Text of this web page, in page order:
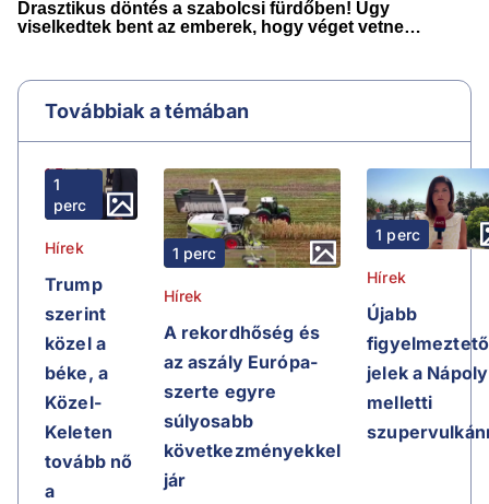
Továbbiak a témában
1
perc
Hírek
Trump
szerint
közel a
béke, a
Közel-
Keleten
tovább nő
a
1 perc
Hírek
A rekordhőség és
az aszály Európa-
szerte egyre
súlyosabb
következményekkel
jár
1 perc
Hírek
Újabb
figyelmeztető
jelek a Nápoly
melletti